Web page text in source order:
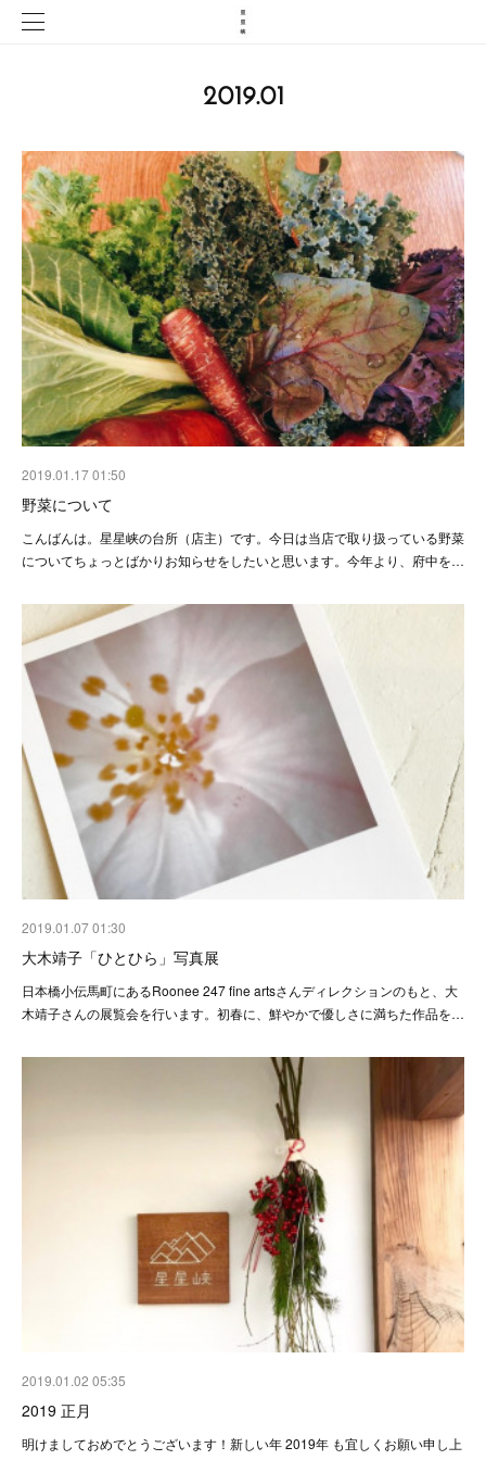
2019.01
2019.01.17 01:50
野菜について
こんばんは。星星峡の台所（店主）です。今日は当店で取り扱っている野菜
についてちょっとばかりお知らせをしたいと思います。 今年より、府中を…
2019.01.07 01:30
大木靖子「ひとひら」 写真展
日本橋小伝馬町にあるRoonee 247 fine artsさんディレクションのもと、大
木靖子さんの展覧会を行います。 初春に、鮮やかで優しさに満ちた作品を…
2019.01.02 05:35
2019 正月
明けましておめでとうございます！ 新しい年 2019年 も宜しくお願い申し上